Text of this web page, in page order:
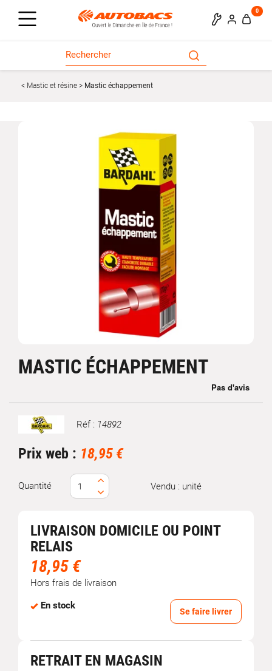
0
Mastic et résine Mastic échappement
MASTIC ÉCHAPPEMENT
Marque Réf : 14892
Prix web : 18,95 €
Quantité Vendu : unité
LIVRAISON DOMICILE OU POINT
RELAIS
18,95 €
Hors frais de livraison
En stock
Se faire livrer
RETRAIT EN MAGASIN